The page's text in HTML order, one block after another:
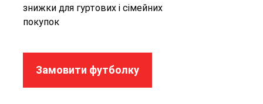
знижки для гуртових і сімейних
покупок
Замовити футболку